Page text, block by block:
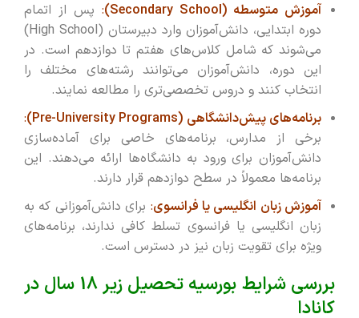
آموزش متوسطه (Secondary School)
: پس از اتمام
دوره ابتدایی، دانش‌آموزان وارد دبیرستان (High School)
می‌شوند که شامل کلاس‌های هفتم تا دوازدهم است. در
این دوره، دانش‌آموزان می‌توانند رشته‌های مختلف را
انتخاب کنند و دروس تخصصی‌تری را مطالعه نمایند.
برنامه‌های پیش‌دانشگاهی (Pre-University Programs)
:
برخی از مدارس، برنامه‌های خاصی برای آماده‌سازی
دانش‌آموزان برای ورود به دانشگاه‌ها ارائه می‌دهند. این
برنامه‌ها معمولاً در سطح دوازدهم قرار دارند.
آموزش زبان انگلیسی یا فرانسوی: برای دانش‌آموزانی که به
زبان انگلیسی یا فرانسوی تسلط کافی ندارند، برنامه‌های
ویژه برای تقویت زبان نیز در دسترس است.
بررسی شرایط بورسیه تحصیل زیر 18 سال در
کانادا